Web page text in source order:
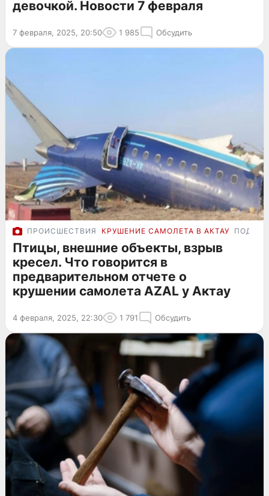
девочкой. Новости 7 февраля
7 февраля, 2025, 20:50 1 985 Обсудить
ПРОИСШЕСТВИЯ КРУШЕНИЕ САМОЛЕТА В АКТАУ
Птицы, внешние объекты, взрыв
кресел. Что говорится в
предварительном отчете о
крушении самолета AZAL у Актау
4 февраля, 2025, 22:30 1 791 Обсудить